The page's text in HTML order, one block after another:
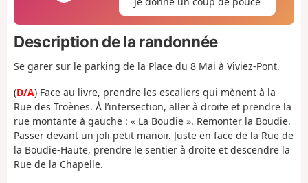
Description de la randonnée
Se garer sur le parking de la Place du 8 Mai à Viviez-Pont.
(D/A) Face au livre, prendre les escaliers qui mènent à la
Rue des Troènes. À l’intersection, aller à droite et prendre la
rue montante à gauche : « La Boudie ». Remonter la Boudie.
Passer devant un joli petit manoir. Juste en face de la Rue de
la Boudie-Haute, prendre le sentier à droite et descendre la
Rue de la Chapelle.